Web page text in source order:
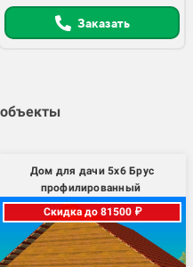
Заказать
Дом для дачи 5х6 Брус
профилированный
Скидка до 81500 ₽